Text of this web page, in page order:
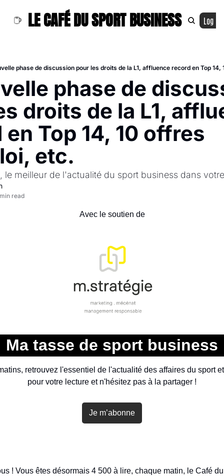
LE CAFÉ DU SPORT BUSINESS Log In
phase de discussion pour les droits de la L1, affluence record en Top
phase de
droits de la L1,
Top 14, 10 offres
etc.
le meilleur de l'actualité du sport business dans
read
Avec le soutien de
Ma tasse de sport business
retrouvez l'essentiel de l'actualité des affaires du sport
pour votre lecture et n'hésitez pas à la partager !
Je m’abonne
! Vous êtes désormais 4 500 à lire, chaque matin, le Café